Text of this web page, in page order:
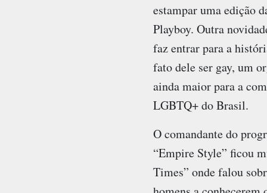
estampar uma edição
Playboy. Outra
faz entrar para a
fato dele ser gay, um
ainda maior para a
LGBTQ+ do Brasil.
O comandante do
“Empire Style” ficou
Times” onde falou